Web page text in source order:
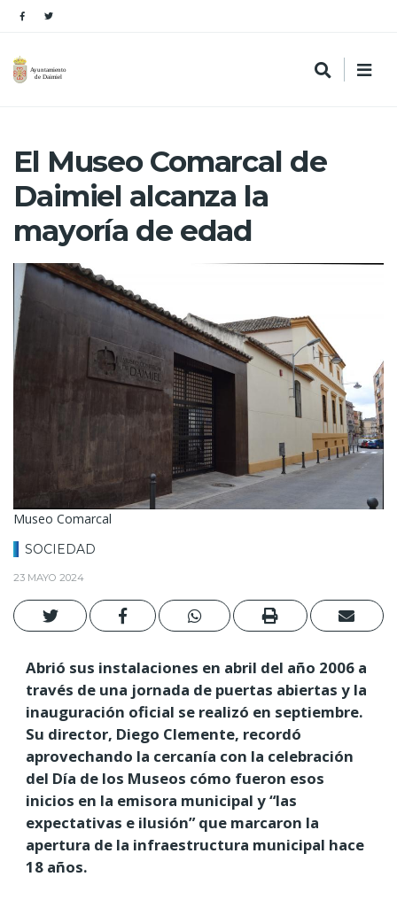
El Museo Comarcal de
Daimiel alcanza la
mayoría de edad
Museo Comarcal
SOCIEDAD
23 MAYO 2024
Abrió sus instalaciones en abril del año 2006 a
través de una jornada de puertas abiertas y la
inauguración oficial se realizó en septiembre.
Su director, Diego Clemente, recordó
aprovechando la cercanía con la celebración
del Día de los Museos cómo fueron esos
inicios en la emisora municipal y “las
expectativas e ilusión” que marcaron la
apertura de la infraestructura municipal hace
18 años.